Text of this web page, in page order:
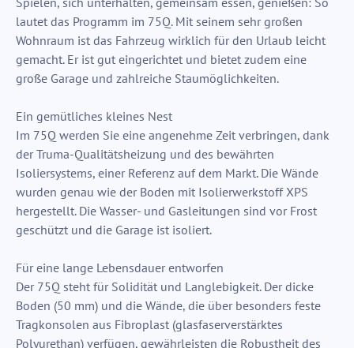
lautet das Programm im 75Q. Mit seinem sehr großen
Wohnraum ist das Fahrzeug wirklich für den Urlaub leicht
gemacht. Er ist gut eingerichtet und bietet zudem eine
große Garage und zahlreiche Staumöglichkeiten.
Ein gemütliches kleines Nest
Im 75Q werden Sie eine angenehme Zeit verbringen, dank
der Truma-Qualitätsheizung und des bewährten
Isoliersystems, einer Referenz auf dem Markt. Die Wände
wurden genau wie der Boden mit Isolierwerkstoff XPS
hergestellt. Die Wasser- und Gasleitungen sind vor Frost
geschützt und die Garage ist isoliert.
Für eine lange Lebensdauer entworfen
Der 75Q steht für Solidität und Langlebigkeit. Der dicke
Boden (50 mm) und die Wände, die über besonders feste
Tragkonsolen aus Fibroplast (glasfaserverstärktes
Polyurethan) verfügen, gewährleisten die Robustheit des